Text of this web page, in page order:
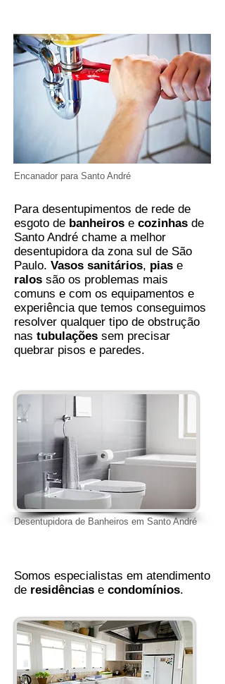
Encanador para Santo André
Para desentupimentos de rede de
esgoto de banheiros e cozinhas de
Santo André chame a melhor
desentupidora da zona sul de São
Paulo. Vasos sanitários, pias e
ralos são os problemas mais
comuns e com os equipamentos e
experiência que temos conseguimos
resolver qualquer tipo de obstrução
nas tubulações sem precisar
quebrar pisos e paredes.
Somos especialistas em atendimento
de residências e condomínios.
Desentupidora de Banheiros em Santo André